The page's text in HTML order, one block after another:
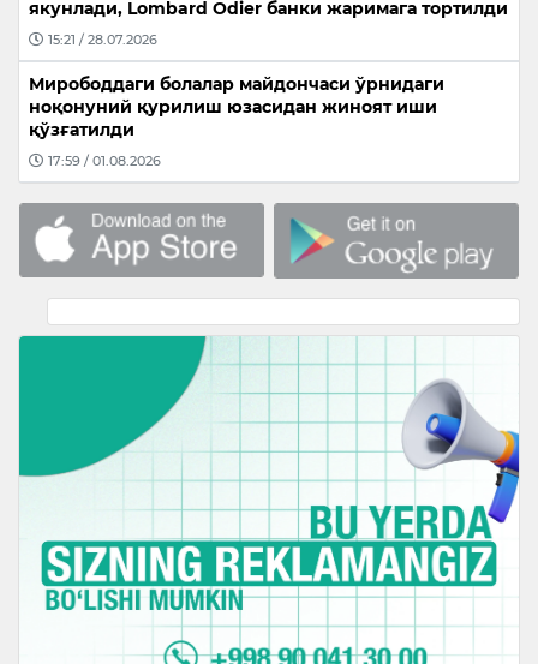
якунлади, Lombard Odier банки жаримага тортилди
15:21 / 28.07.2026
Мирободдаги болалар майдончаси ўрнидаги
ноқонуний қурилиш юзасидан жиноят иши
қўзғатилди
17:59 / 01.08.2026